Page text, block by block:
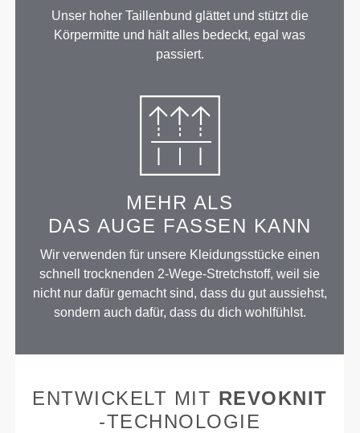
Unser hoher Taillenbund glättet und stützt die
Körpermitte und hält alles bedeckt, egal was
passiert.
MEHR ALS
DAS AUGE FASSEN KANN
Wir verwenden für unsere Kleidungsstücke einen
schnell trocknenden 2-Wege-Stretchstoff, weil sie
nicht nur dafür gemacht sind, dass du gut aussiehst,
sondern auch dafür, dass du dich wohlfühlst.
ENTWICKELT MIT REVOKNIT
-TECHNOLOGIE